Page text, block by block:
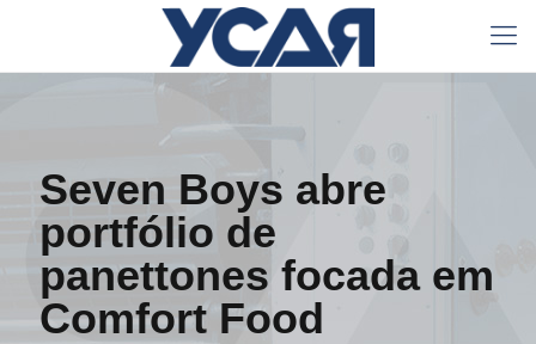
Seven Boys abre
portfólio de
panettones focada em
Comfort Food